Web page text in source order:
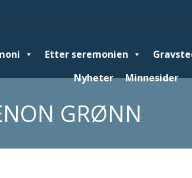
Etter seremonien
Nyheter
Minnesider
GRØNN
Etter seremonien Gravsted
Minnesider